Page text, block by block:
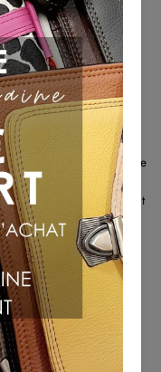
ABOUT
avec un savoir-faire
louent l'originalité,
Certains remarquent
REVIEWS.
AIMER